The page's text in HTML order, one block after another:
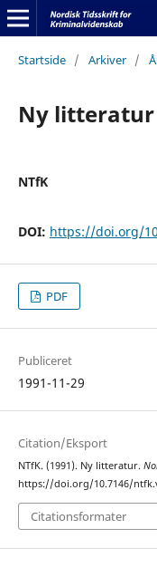
Startside / Arkiver /
Ny litteratur
NTfK
DOI: https://doi.org/
PDF
Publiceret
1991-11-29
Citation/Eksport
NTfK. (1991). Ny litteratur.
https://doi.org/10.7146/
Citationsformater